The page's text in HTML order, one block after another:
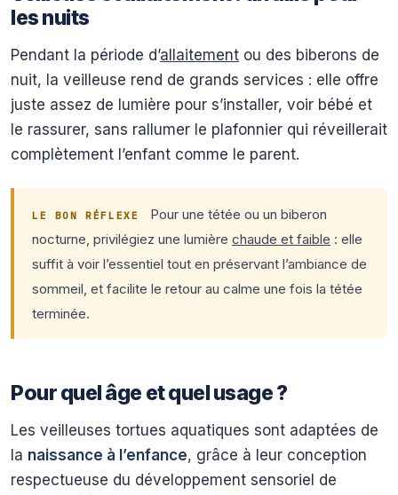
les nuits
Pendant la période d’allaitement ou des biberons de
nuit, la veilleuse rend de grands services : elle offre
juste assez de lumière pour s’installer, voir bébé et
le rassurer, sans rallumer le plafonnier qui réveillerait
complètement l’enfant comme le parent.
LE BON RÉFLEXE
Pour une tétée ou un biberon
nocturne, privilégiez une lumière chaude et faible : elle
suffit à voir l’essentiel tout en préservant l’ambiance de
sommeil, et facilite le retour au calme une fois la tétée
terminée.
Pour quel âge et quel usage ?
Les veilleuses tortues aquatiques sont adaptées de
la naissance à l’enfance, grâce à leur conception
respectueuse du développement sensoriel de